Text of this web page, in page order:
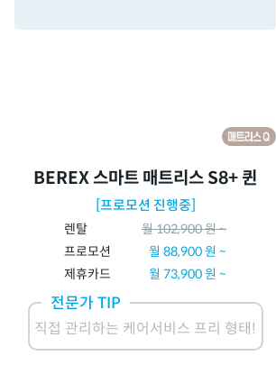
BEREX 스마트 매트리스 S8+ 퀸
[프로모션 진행중]
렌탈 월102,900원 ~
프로모션
월88,900원 ~
제휴카드
월 73,900원 ~
전문가 TIP
직접 관리하는 케어서비스 프리 형태!